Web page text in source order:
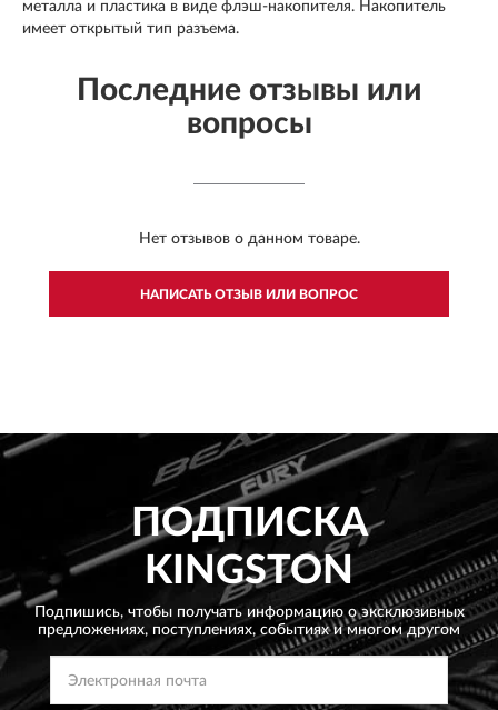
металла и пластика в виде флэш-накопителя. Накопитель
имеет открытый тип разъема.
Последние отзывы или
вопросы
Нет отзывов о данном товаре.
НАПИСАТЬ ОТЗЫВ ИЛИ ВОПРОС
ПОДПИСКА
KINGSTON
Подпишись, чтобы получать информацию о эксклюзивных
предложениях, поступлениях, событиях и многом другом